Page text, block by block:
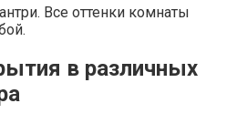
Все оттенки комнаты
в различных